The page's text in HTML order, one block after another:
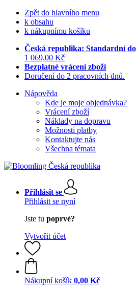
Zpět do hlavního menu
k obsahu
k nákupnímu košíku
Česká republika: Standardní
1 069,00 Kč
Bezplatné vrácení zboží
Doručení do 2 pracovních dnů.
Nápověda
Kde je moje objednávka?
Vrácení zboží
Náklady na dopravu
Možnosti platby
Kontaktujte nás
Všechna témata
Přihlásit se
Přihlásit se nyní
Jste tu poprvé?
Vytvořit účet
Nákupní košík 0,00 Kč